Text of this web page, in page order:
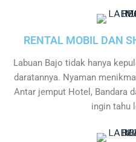
RENTAL MOBIL DAN
Labuan Bajo tidak hanya
daratannya. Nyaman
Antar jemput Hotel, Bandara
ingin tahu